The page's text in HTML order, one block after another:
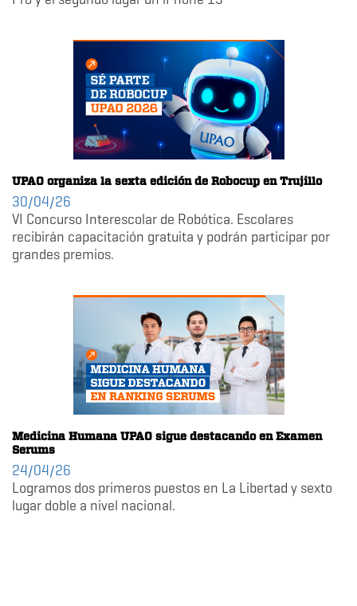
UPAO organiza la sexta edición de Robocup en Trujillo
30/04/26
VI Concurso Interescolar de Robótica. Escolares
recibirán capacitación gratuita y podrán participar por
grandes premios.
Medicina Humana UPAO sigue destacando en Examen
Serums
24/04/26
Logramos dos primeros puestos en La Libertad y sexto
lugar doble a nivel nacional.